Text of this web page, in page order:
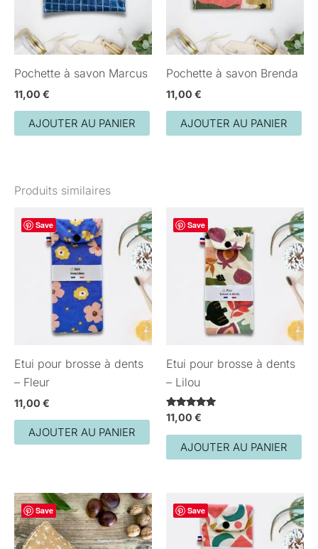
Pochette à savon Marcus
11,00 €
AJOUTER AU PANIER
Pochette à savon Brenda
11,00 €
AJOUTER AU PANIER
Produits similaires
Save
Etui pour brosse à dents
– Fleur
11,00 €
AJOUTER AU PANIER
Save
Etui pour brosse à dents
– Lilou
Note
5.00
sur 5
11,00 €
AJOUTER AU PANIER
Save Save